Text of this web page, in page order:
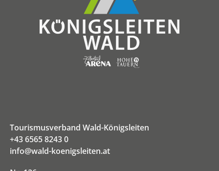
Tourismusverband Wald-Königsleiten
+43 6565 8243 0
info@wald-koenigsleiten.at